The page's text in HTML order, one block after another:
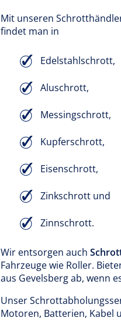
Mit unseren
findet man in
Edelstahlschrott,
Aluschrott,
Messingschrott,
Kupferschrott,
Eisenschrott,
Zinkschrott und
Zinnschrott.
Wir entsorgen auch
Fahrzeuge wie Roller.
aus Gevelsberg ab, wenn
Unser
Motoren, Batterien, Kabel